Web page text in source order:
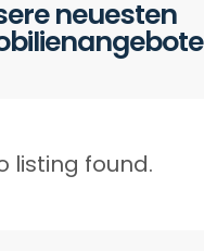
neuesten
listing found.